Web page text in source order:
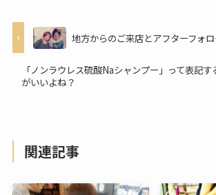
地方からのご来店とアフターフォ
「ノンラウレス硫酸Naシャンプー」って表記す
がいいよね？
関連記事